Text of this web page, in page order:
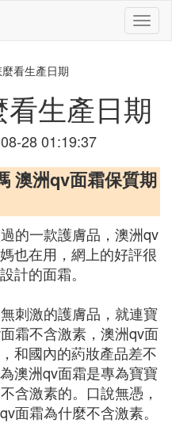
切
換
看生產日期
生產日期
28 01:19:37
澳洲qv面霜保質期
的一款護膚品，澳洲qv
也在用，網上的好評很
計的面霜。
刺激的護膚品，就連寶
霜不含激素，澳洲qv面
和國內的葯妝產品差不
澳洲qv面霜是專為寶寶
含激素的。口說無憑，
面霜為什麼不含激素。